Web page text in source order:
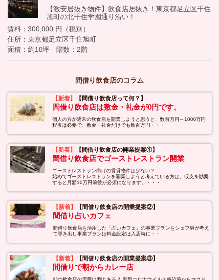
【激安居抜き物件】飲食店居抜き！東京都足立区千住
旭町の北千住学園通り沿い！
賃料：300,000 円（税別）
住所：東京都足立区千住旭町
面積：約10坪 階数：2階
間借り飲食店のコラム
【新着】 【間借り飲食店って何？】
間借り飲食店は敷金・礼金が0円です。
個人の方が通常の飲食店を開業しようと思うと、数百万円～1000万円
程度は必要で、敷金・礼金だけでも数百万円・・・
【新着】 【間借り飲食店の開業提案①】
間借り飲食店でゴーストレストラン開業
ゴーストレストラン向けの賃貸物件は少ない？
始めてゴーストレストランを開業しようと考えている方は、収支を勘案
すると月額10万円前後が必須になります。・・・
【新着】 【間借り飲食店の開業提案②】
間借り占いカフェ
間借り飲食店を活用した「占いカフェ」の事業プランをシェフ男が考え
て導き出し事業プランは料金設定は入店時に・・
【新着】 【間借り飲食店の開業提案③】
間借りで朝からカレー店